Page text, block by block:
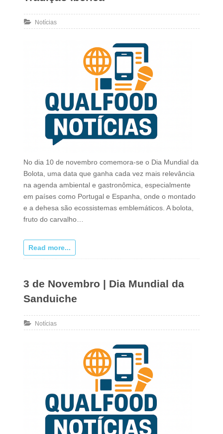
Notícias
No dia 10 de novembro comemora-se o Dia Mundial da
Bolota, uma data que ganha cada vez mais relevância
na agenda ambiental e gastronômica, especialmente
em países como Portugal e Espanha, onde o montado
e a dehesa são ecossistemas emblemáticos. A bolota,
fruto do carvalho…
Read more...
3 de Novembro | Dia Mundial da
Sanduiche
Notícias